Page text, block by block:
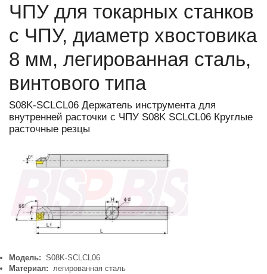
ЧПУ для токарных станков
с ЧПУ, диаметр хвостовика
8 мм, легированная сталь,
винтового типа
S08K-SCLCL06 Держатель инструмента для
внутренней расточки с ЧПУ S08K SCLCL06 Круглые
расточные резцы
Модель: S08K-SCLCL06
Материал: легированная сталь